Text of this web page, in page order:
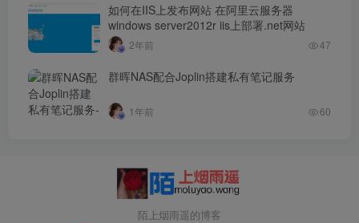
如何在IIS上发布网站 在阿里云服务器
windows server2012r iis上部署.net网站
2年前 47
群晖NAS配合Joplin搭建私有笔记服务
1年前 60
陌上烟雨遥的博客